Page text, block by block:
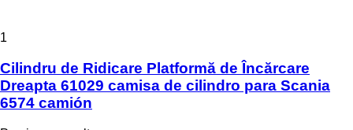
1
Cilindru de Ridicare Platformă de Încărcare
Dreapta 61029 camisa de cilindro para Scania
6574 camión